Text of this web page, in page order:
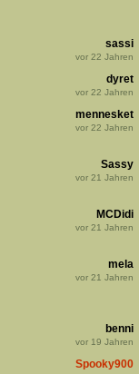
sassi
vor 22 Jahren
dyret
vor 22 Jahren
mennesket
vor 22 Jahren
Sassy
vor 21 Jahren
MCDidi
vor 21 Jahren
mela
vor 21 Jahren
benni
vor 19 Jahren
Spooky900